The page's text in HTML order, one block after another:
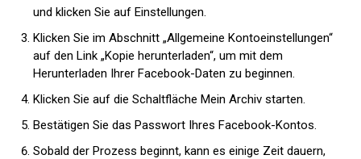
und klicken Sie auf Einstellungen.
Klicken Sie im Abschnitt „Allgemeine Kontoeinstellungen“
auf den Link „Kopie herunterladen“, um mit dem
Herunterladen Ihrer Facebook-Daten zu beginnen.
Klicken Sie auf die Schaltfläche Mein Archiv starten.
Bestätigen Sie das Passwort Ihres Facebook-Kontos.
Sobald der Prozess beginnt, kann es einige Zeit dauern,